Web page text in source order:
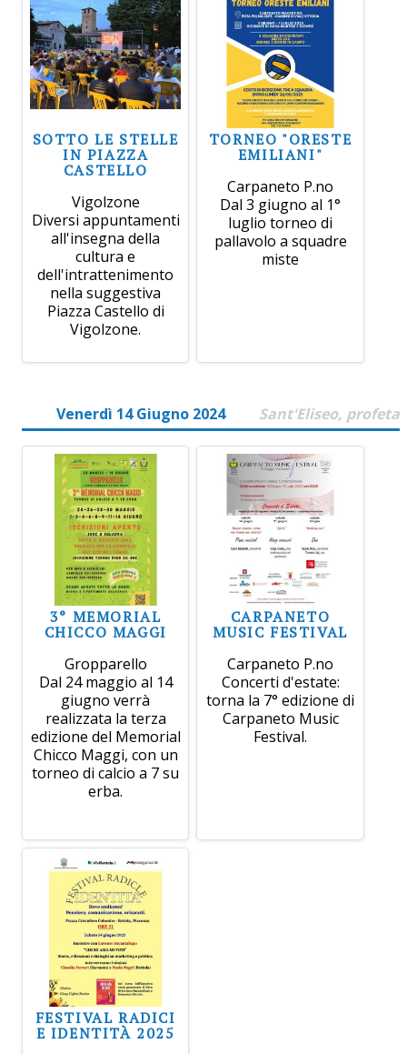
SOTTO LE STELLE
IN PIAZZA
CASTELLO
Vigolzone
Diversi appuntamenti
all'insegna della
cultura e
dell'intrattenimento
nella suggestiva
Piazza Castello di
Vigolzone.
TORNEO "ORESTE
EMILIANI"
Carpaneto P.no
Dal 3 giugno al 1°
luglio torneo di
pallavolo a squadre
miste
Venerdì 14 Giugno 2024 Sant'Eliseo, profeta
3° MEMORIAL
CHICCO MAGGI
Gropparello
Dal 24 maggio al 14
giugno verrà
realizzata la terza
edizione del Memorial
Chicco Maggi, con un
torneo di calcio a 7 su
erba.
CARPANETO
MUSIC FESTIVAL
Carpaneto P.no
Concerti d'estate:
torna la 7° edizione di
Carpaneto Music
Festival.
FESTIVAL RADICI
E IDENTITÀ 2025